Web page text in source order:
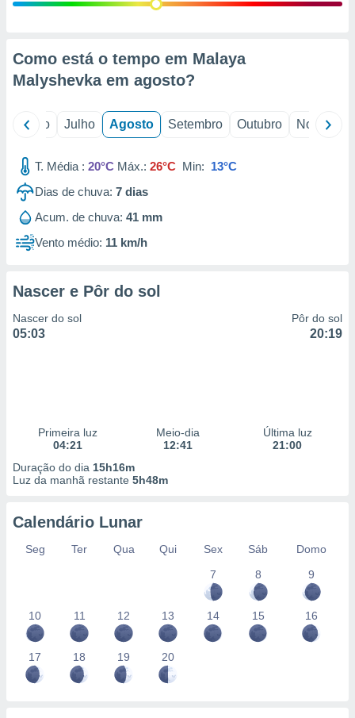
através
estudos
1199
Como está o tempo em Malaya
Malyshevka em agosto?
Junho Julho Agosto Setembro Outubro Novembro
T. Média : 20°C Máx.: 26°C Min: 13°C
Dias de chuva: 7 dias
Acum. de chuva: 41 mm
Vento médio: 11 km/h
Nascer e Pôr do sol
Nascer do sol
05:03
Pôr do sol
20:19
Primeira luz
04:21
Meio-dia
12:41
Última luz
21:00
Duração do dia 15h16m
Luz da manhã restante 5h48m
Calendário Lunar
Seg Ter Qua Qui Sex Sáb
Domo
7
8 9
10 11 12 13 14 15 16
17 18 19 20